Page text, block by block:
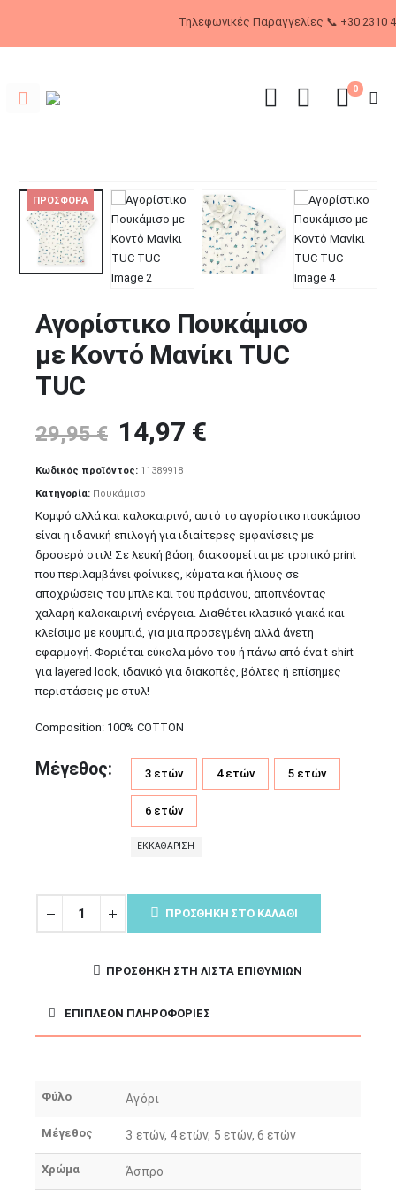
Τηλεφωνικές
0
ΠΡΟΣΦΌΡΑ
Αγορίστικο Πουκάμισο
με Κοντό Μανίκι TUC
TUC
29,95€ Original
was:
29,95 €.
14,97 €
είναι:
14,97 €.
Κωδικός προϊόντος: 11389918
Κατηγορία: Πουκάμισο
Κομψό αλλά και καλοκαιρινό, αυτό το αγορίστικο πουκάμισο
είναι η ιδανική επιλογή για ιδιαίτερες εμφανίσεις με
δροσερό στιλ! Σε λευκή βάση, διακοσμείται με τροπικό print
που περιλαμβάνει φοίνικες, κύματα και ήλιους σε
αποχρώσεις του μπλε και του πράσινου, αποπνέοντας
χαλαρή καλοκαιρινή ενέργεια. Διαθέτει κλασικό γιακά και
κλείσιμο με κουμπιά, για μια προσεγμένη αλλά άνετη
εφαρμογή. Φοριέται εύκολα μόνο του ή πάνω από ένα t-shirt
για layered look, ιδανικό για διακοπές, βόλτες ή επίσημες
περιστάσεις με στυλ!
Composition: 100% COTTON
Μέγεθος 3 ετών 4 ετών 5 ετών
6 ετών
ΕΚΚΑΘΆΡΙΣΗ
ΠΡΟΣΘΉΚΗ ΣΤΟ ΚΑΛΆΘΙ
ΠΡΟΣΘΉΚΗ ΣΤΗ ΛΊΣΤΑ ΕΠΙΘΥΜΙΏΝ
ΕΠΙΠΛΈΟΝ ΠΛΗΡΟΦΟΡΊΕΣ
Φύλο Αγόρι
Μέγεθος 3 ετών, 4 ετών, 5 ετών, 6 ετών
Χρώμα Άσπρο